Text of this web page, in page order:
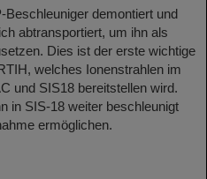
demontiert und
abtransportiert, um ihn als
Dies ist der erste wichtige
welches Ionenstrahlen im
und SIS18 bereitstellen wird.
in SIS-18 weiter beschleunigt
ermöglichen.